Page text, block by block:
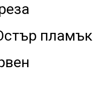
пламък